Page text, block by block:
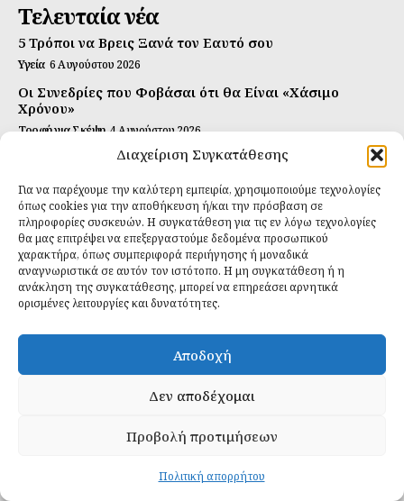
Διαχείριση Συγκατάθεσης
Για να παρέχουμε την καλύτερη εμπειρία, χρησιμοποιούμε τεχνολογίες
όπως cookies για την αποθήκευση ή/και την πρόσβαση σε
πληροφορίες συσκευών. Η συγκατάθεση για τις εν λόγω τεχνολογίες
θα μας επιτρέψει να επεξεργαστούμε δεδομένα προσωπικού
χαρακτήρα, όπως συμπεριφορά περιήγησης ή μοναδικά
αναγνωριστικά σε αυτόν τον ιστότοπο. Η μη συγκατάθεση ή η
ανάκληση της συγκατάθεσης, μπορεί να επηρεάσει αρνητικά
ορισμένες λειτουργίες και δυνατότητες.
Αποδοχή
Δεν αποδέχομαι
Προβολή προτιμήσεων
Πολιτική απορρήτου
Τελευταία νέα
5 Τρόποι να Βρεις Ξανά τον Εαυτό σου
Υγεία 6 Αυγούστου 2026
Οι Συνεδρίες που Φοβάσαι ότι θα Είναι «Χάσιμο
Χρόνου»
Τροφή για Σκέψη 4 Αυγούστου 2026
Αυτή Είναι η Συνταγή για Τέλεια Κομπούτσα
Ιδανικές Τροφές 26 Ιουλίου 2026
Εγγραφείτε
ΕΓΓΡΑΦΉ
Έχω διαβάσει και δέχομαι τηνπολιτική απορρήτου
Creative.